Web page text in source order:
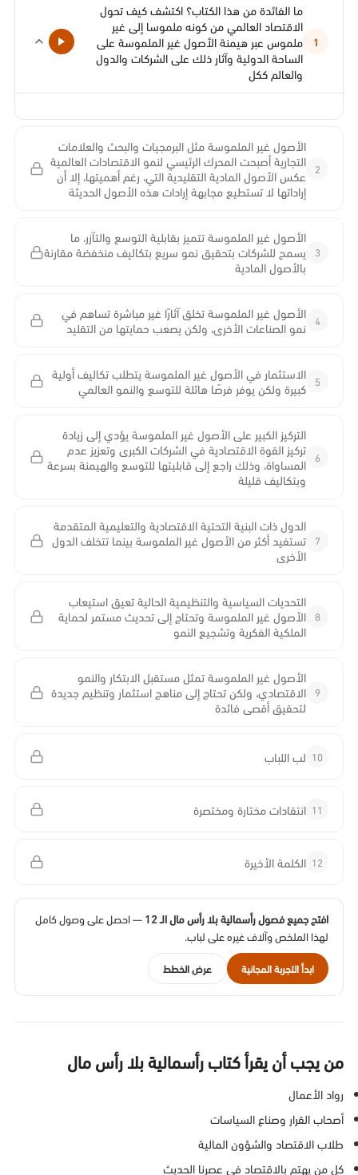
1
ما الفائدة من هذا الكتاب؟ اكتشف كيف تحول
الاقتصاد العالمي من كونه ملموسا إلى غير
ملموس عبر هيمنة الأصول غير الملموسة على
الساحة الدولية وآثار ذلك على الشركات والدول
والعالم ككل
2
الأصول غير الملموسة مثل البرمجيات والبحث والعلامات
التجارية أصبحت المحرك الرئيسي لنمو الاقتصادات العالمية
عكس الأصول المادية التقليدية التي، رغم أهميتها، إلا أن
إراداتها لا تستطيع مجابهة إرادات هذه الأصول الحديثة
3
الأصول غير الملموسة تتميز بقابلية التوسع والتآزر، ما
يسمح للشركات بتحقيق نمو سريع بتكاليف منخفضة مقارنة
بالأصول المادية
4 الأصول غير الملموسة تخلق آثارًا غير مباشرة تساهم في
نمو الصناعات الأخرى، ولكن يصعب حمايتها من التقليد
5 الاستثمار في الأصول غير الملموسة يتطلب تكاليف أولية
كبيرة ولكن يوفر فرصًا هائلة للتوسع والنمو العالمي
6
التركيز الكبير على الأصول غير الملموسة يؤدي إلى زيادة
تركيز القوة الاقتصادية في الشركات الكبرى وتعزيز عدم
المساواة، وذلك راجع إلى قابليتها للتوسع والهيمنة بسرعة
وبتكاليف قليلة
7
الدول ذات البنية التحتية الاقتصادية والتعليمية المتقدمة
تستفيد أكثر من الأصول غير الملموسة بينما تتخلف الدول
الأخرى
8
التحديات السياسية والتنظيمية الحالية تعيق استيعاب
الأصول غير الملموسة وتحتاج إلى تحديث مستمر لحماية
الملكية الفكرية وتشجيع النمو
9
الأصول غير الملموسة تمثل مستقبل الابتكار والنمو
الاقتصادي، ولكن تحتاج إلى مناهج استثمار وتنظيم جديدة
لتحقيق أقصى فائدة
10 لب اللباب
11 انتقادات مختارة ومختصرة
12 الكلمة الأخيرة
افتح جميع فصول رأسمالية بلا رأس مال الـ 12
— احصل على وصول كامل
لهذا الملخص وآلاف غيره على لباب.
ابدأ التجربة المجانية عرض الخطط
من يجب أن يقرأ كتاب رأسمالية بلا رأس مال
رواد الأعمال
أصحاب القرار وصناع السياسات
طلاب الاقتصاد والشؤون المالية
كل من يهتم بالاقتصاد في عصرنا الحديث